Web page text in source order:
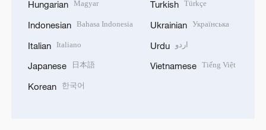
Hungarian Magyar
Indonesian Bahasa Indonesia
Italian Italiano
Japanese 日本語
Korean 한국어
Turkish Türkçe
Ukrainian Українська
Urdu اردو
Vietnamese Tiếng Việt